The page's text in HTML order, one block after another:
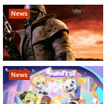
News
News